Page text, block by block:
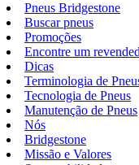
Pneus Bridgestone
Buscar pneus
Promoções
Encontre um
Dicas
Terminologia de
Tecnologia de Pneus
Manutenção de Pneus
Nós
Bridgestone
Missão e Valores